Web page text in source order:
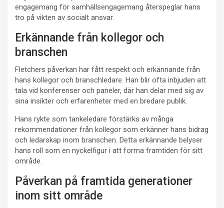
engagemang för samhällsengagemang återspeglar hans
tro på vikten av socialt ansvar.
Erkännande från kollegor och
branschen
Fletchers påverkan har fått respekt och erkännande från
hans kollegor och branschledare. Han blir ofta inbjuden att
tala vid konferenser och paneler, där han delar med sig av
sina insikter och erfarenheter med en bredare publik.
Hans rykte som tankeledare förstärks av många
rekommendationer från kollegor som erkänner hans bidrag
och ledarskap inom branschen. Detta erkännande belyser
hans roll som en nyckelfigur i att forma framtiden för sitt
område.
Påverkan på framtida generationer
inom sitt område